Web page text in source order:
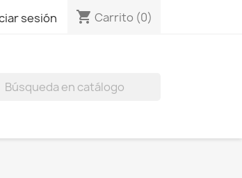
sesión shopping_cart Carrito (0)